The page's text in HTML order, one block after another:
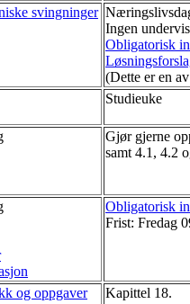
svingninger
Ingen
Obligatorisk
(Dette er en
Studieuke
Gjør gjerne
samt 4.1, 4.2
Obligatorisk
Frist: Fredag
og oppgaver
Kapittel 18.